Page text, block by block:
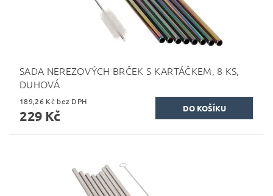
SADA NEREZOVÝCH BRČEK S KARTÁČKEM, 8 KS,
DUHOVÁ
189,26 Kč bez DPH
229 Kč